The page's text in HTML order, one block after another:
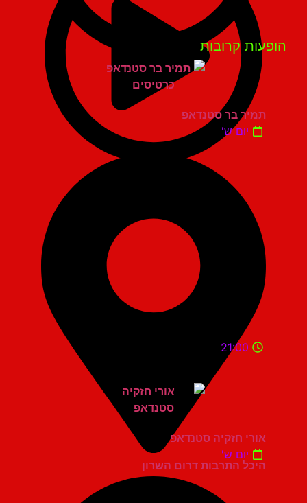
קרובות
תמיר בר סטנדאפ
יום ש'
היכל התרבות דרום השרון
21:00
אורי חזקיה סטנדאפ
יום ש'